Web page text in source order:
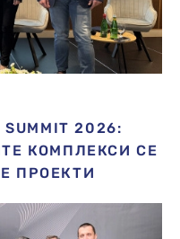
SUMMIT 2026:
КОМПЛЕКСИ СЕ
ПРОЕКТИ